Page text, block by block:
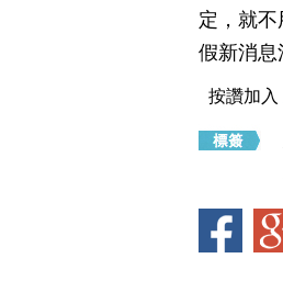
定，就
假新消息
按讚加入